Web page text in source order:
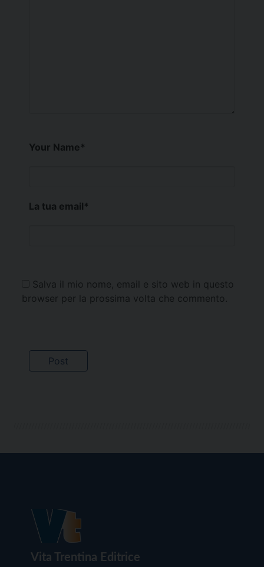
Your Name*
La tua email*
Salva il mio nome, email e sito web in questo
browser per la prossima volta che commento.
Vita Trentina Editrice